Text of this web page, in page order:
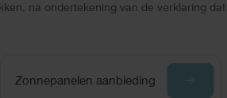
na ondertekening van de verklaring
Zonnepanelen aanbieding